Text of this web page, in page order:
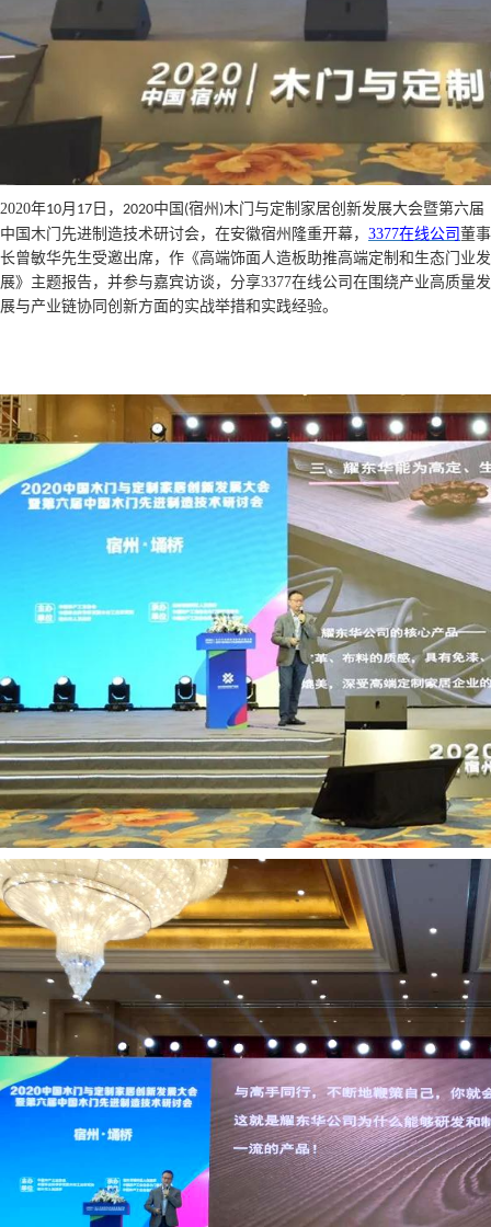
2020年10月 17 日， 2020中国 (宿州 )木门与定制家居创新发展大会暨第六届
中国木门先进制造技术研讨会，在安徽宿州隆重开幕， 3377在线公司董事
长曾敏华先生受邀出席，作《高端饰面人造板助推高端定制和生态门业发
展》主题报告，并参与嘉宾访谈，分享3377在线公司在围绕产业高质量发
展与产业链协同创新方面的实战举措和实践经验。